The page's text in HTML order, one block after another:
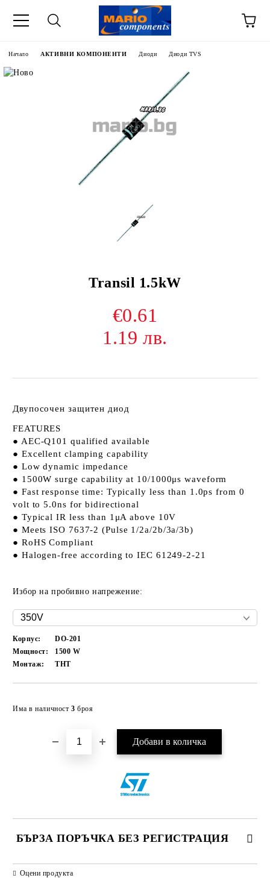
Начало АКТИВНИ КОМПОНЕНТИ Диоди Диоди TVS
Transil 1.5kW
€0.61
1.19 лв.
Двупосочен защитен диод
FEATURES
● AEC-Q101 qualified available
● Excellent clamping capability
● Low dynamic impedance
● 1500W surge capability at 10/1000μs waveform
● Fast response time: Typically less than 1.0ps from 0
volt to 5.0ns for bidirectional
● Typical IR less than 1μA above 10V
● Meets ISO 7637-2 (Pulse 1/2a/2b/3a/3b)
● RoHS Compliant
● Halogen-free according to IEC 61249-2-21
Избор на пробивно напрежение:
Корпус:
DO-201
Мощност:
1500 W
Монтаж:
THT
Има в наличност 3 броя
БЪРЗА ПОРЪЧКА БЕЗ РЕГИСТРАЦИЯ
Оцени продукта